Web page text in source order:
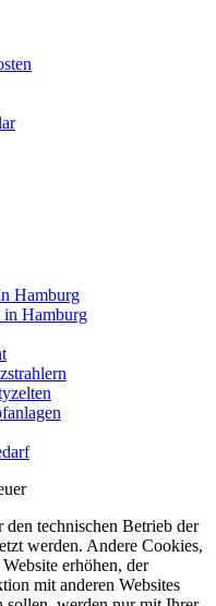
Hamburg
in Hamburg
technischen Betrieb der
werden. Andere Cookies,
erhöhen, der
mit anderen Websites